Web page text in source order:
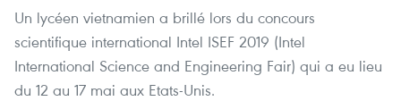
Un lycéen vietnamien a brillé lors du concours
scientifique international Intel ISEF 2019 (Intel
International Science and Engineering Fair) qui a eu lieu
du 12 au 17 mai aux Etats-Unis.